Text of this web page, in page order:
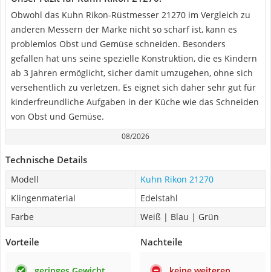
Obwohl das Kuhn Rikon-Rüstmesser 21270 im Vergleich zu
anderen Messern der Marke nicht so scharf ist, kann es
problemlos Obst und Gemüse schneiden. Besonders
gefallen hat uns seine spezielle Konstruktion, die es Kindern
ab 3 Jahren ermöglicht, sicher damit umzugehen, ohne sich
versehentlich zu verletzen. Es eignet sich daher sehr gut für
kinderfreundliche Aufgaben in der Küche wie das Schneiden
von Obst und Gemüse.
08/2026
Technische Details
Modell
Kuhn Rikon 21270
Klingenmaterial
Edelstahl
Farbe
Weiß | Blau | Grün
Vorteile Nachteile